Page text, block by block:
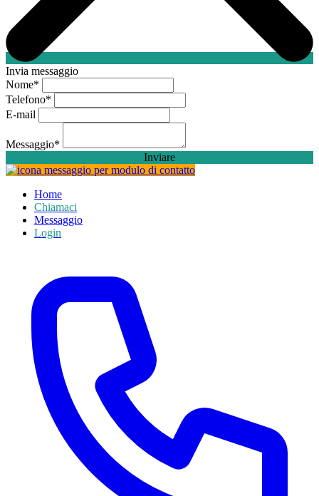
Invia messaggio
Nome*
Telefono*
E-mail
Messaggio*
Inviare
Home
Chiamaci
Messaggio
Login